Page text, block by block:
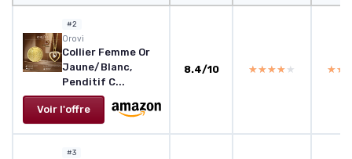
#2
Orovi
Collier Femme Or
Jaune/Blanc,
Penditif C...
Voir l'offre
8.4/10 ★★★★★
★★★★★
#3